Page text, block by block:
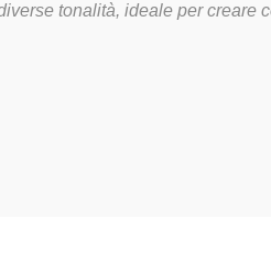
tonalità, ideale per creare